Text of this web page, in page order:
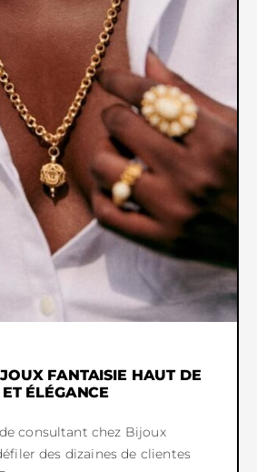
FANTAISIE HAUT DE
ÉLÉGANCE
consultant chez Bijoux
des dizaines de clientes